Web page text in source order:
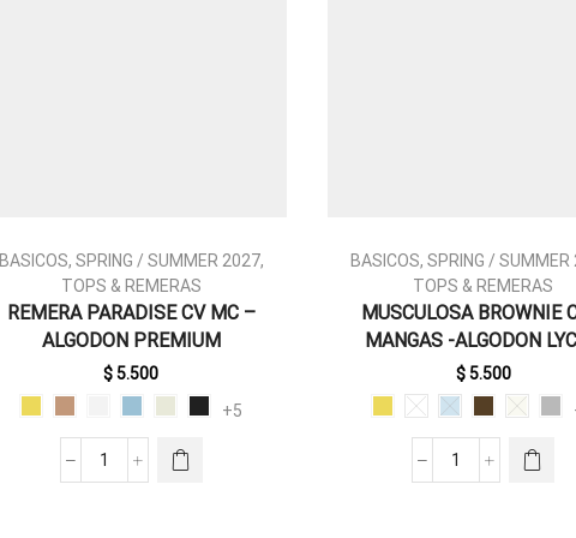
BASICOS, SPRING / SUMMER 2027,
TOPS & REMERAS
REMERA PARADISE CV MC –
ALGODON PREMIUM
$5.500
+5
REMERA
ESTE
PRODUCTO
TIENE
MÚLTIPLES
VARIANTES.
OPCIONES
BASICOS,SPRING /
TOPS & REMERAS
MUSCULOSA BROWNIE
MANGAS -ALGODON
$5.500
MUSCULOSA
ESTE
PRODUCTO
TIENE
MÚLTIPLES
VARIANTES.
OPCIONES